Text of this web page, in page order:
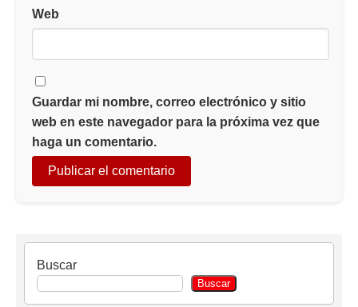
Web
Guardar mi nombre, correo electrónico y sitio
web en este navegador para la próxima vez que
haga un comentario.
Buscar
Buscar